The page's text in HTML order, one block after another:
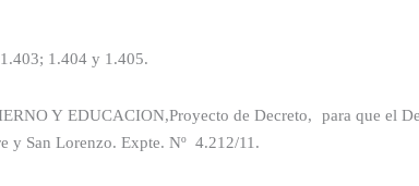
1.404 y 1.405.
Y EDUCACION,Proyecto de Decreto,
para que el
y San Lorenzo. Expte. Nº 4.212/11.